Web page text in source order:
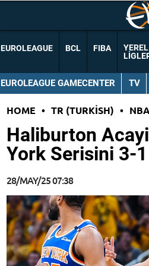
EUROLEAGUE BCL FIBA
YEREL
EUROLEAGUE GAMECENTER TV
HOME • TR (TURKISH) •
Haliburton
York Serisini 3-1
28/MAY/25 07:38